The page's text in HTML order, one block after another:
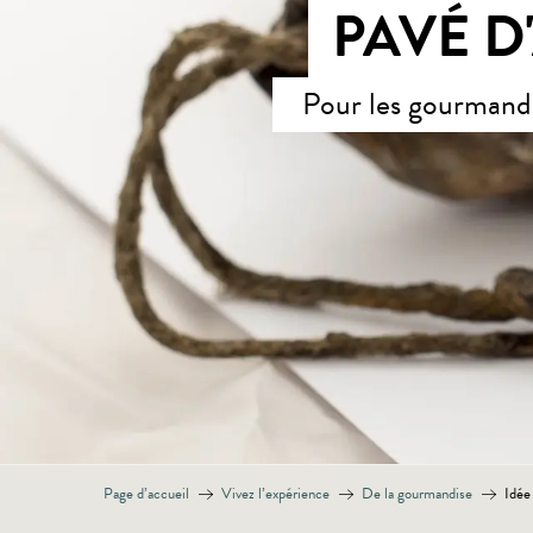
PAVÉ
Pour les
Page d’accueil Vivez l’expérience De la gourmandise